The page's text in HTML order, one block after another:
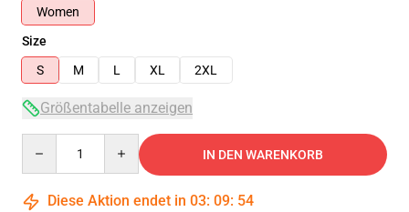
Women
Size
S
M L XL 2XL
Größentabelle anzeigen
IN DEN WARENKORB
Diese Aktion endet in 03: 09: 53